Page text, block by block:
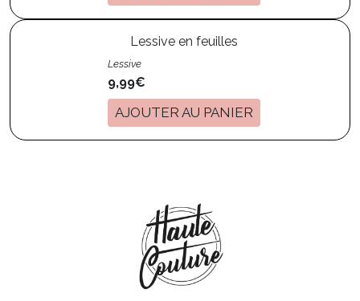
Lessive en feuilles
Lessive
9,99€
AJOUTER AU PANIER